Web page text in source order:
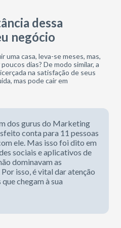
dessa
negócio
uma casa, leva-se meses, mas,
dias? De modo similar, a
na satisfação de seus
mas pode cair em
dos gurus do Marketing
conta para 11 pessoas
ele. Mas isso foi dito em
sociais e aplicativos de
dominavam as
isso, é vital dar atenção
chegam à sua